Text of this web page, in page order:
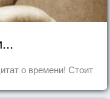
о времени! Стоит